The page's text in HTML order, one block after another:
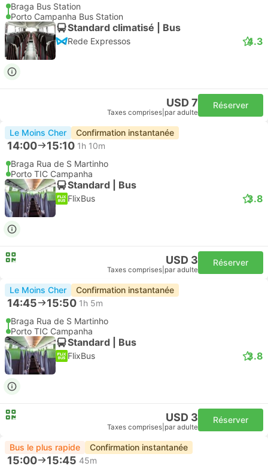
Braga Bus Station
Porto Campanha Bus Station
Standard climatisé | Bus
Rede Expressos 4.3
USD 7
Taxes comprises par adulte
Réserver
Le Moins Cher Confirmation instantanée
14:00 15:10 1h 10m
Braga Rua de S Martinho
Porto TIC Campanha
Standard | Bus
FlixBus 3.8
USD 3
Taxes comprises par adulte
Réserver
Le Moins Cher Confirmation instantanée
14:45 15:50 1h 5m
Braga Rua de S Martinho
Porto TIC Campanha
Standard | Bus
FlixBus 3.8
USD 3
Taxes comprises par adulte
Réserver
Bus le plus rapide Confirmation instantanée
15:00 15:45 45m